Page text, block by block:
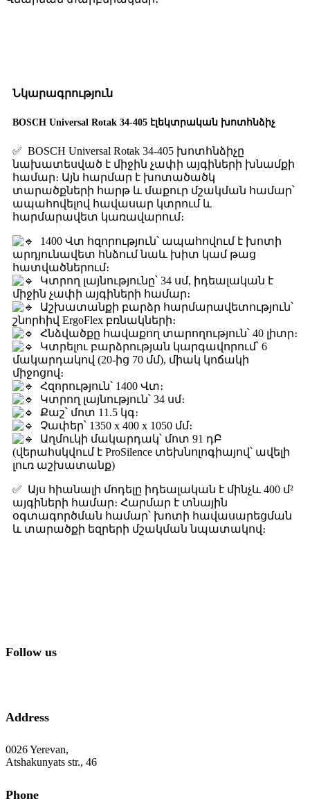
Նկարագրություն
BOSCH Universal Rotak 34-405 էլեկտրական խոտհնձիչ
✅ BOSCH Universal Rotak 34-405 խոտհնձիչը
նախատեսված է միջին չափի այգիների խնամքի
համար։ Այն հարմար է խոտածածկ
տարածքների հարթ և մաքուր մշակման համար՝
ապահովելով հավասար կտրում և
հարմարավետ կառավարում։
1400 Վտ հզորություն՝ ապահովում է խոտի
արդյունավետ հնձում նաև խիտ կամ թաց
հատվածներում։
Կտրող լայնությունը՝ 34 սմ, իդեալական է
միջին չափի այգիների համար։
Աշխատանքի բարձր հարմարավետություն՝
շնորհիվ ErgoFlex բռնակների։
Հնձվածքը հավաքող տարողություն՝ 40 լիտր։
Կտրելու բարձրության կարգավորում՝ 6
մակարդակով (20-ից 70 մմ), միակ կոճակի
միջոցով։
Հզորություն՝ 1400 Վտ։
Կտրող լայնություն՝ 34 սմ։
Քաշ՝ մոտ 11.5 կգ։
Չափեր՝ 1350 x 400 x 1050 մմ։
Աղմուկի մակարդակ՝ մոտ 91 դԲ
(վերահսկվում է ProSilence տեխնոլոգիայով՝ ավելի
լուռ աշխատանք)
✅ Այս հիանալի մոդելը իդեալական է մինչև 400 մ²
այգիների համար։ Հարմար է տնային
օգտագործման համար՝ խոտի հավասարեցման
և տարածքի եզրերի մշակման նպատակով։
Follow us
Address
0026 Yerevan,
Atshakunyats str., 46
Phone